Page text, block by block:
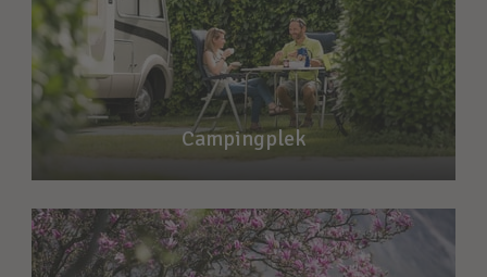
Campingplek